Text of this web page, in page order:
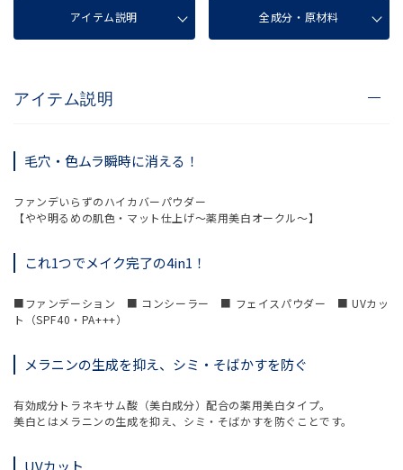
アイテム説明 全成分・原材料
アイテム説明
毛穴・色ムラ瞬時に消える！
ファンデいらずのハイカバーパウダー
【やや明るめの肌色・マット仕上げ～薬用美白オークル～】
これ1つでメイク完了の4in1！
■ファンデーション ■ コンシーラー ■ フェイスパウダー ■ UVカッ
ト（SPF40・PA+++）
メラニンの生成を抑え、シミ・そばかすを防ぐ
有効成分トラネキサム酸（美白成分）配合の薬用美白タイプ。
美白とはメラニンの生成を抑え、シミ・そばかすを防ぐことです。
UVカット